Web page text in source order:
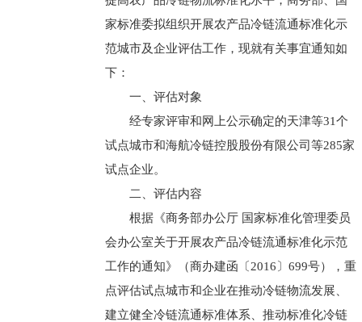
家标准委拟组织开展农产品冷链流通标准化示
范城市及企业评估工作，现就有关事宜通知如
下：
一、评估对象
经专家评审和网上公示确定的天津等31个
试点城市和海航冷链控股股份有限公司等285家
试点企业。
二、评估内容
根据《商务部办公厅 国家标准化管理委员
会办公室关于开展农产品冷链流通标准化示范
工作的通知》（商办建函〔2016〕699号），重
点评估试点城市和企业在推动冷链物流发展、
建立健全冷链流通标准体系、推动标准化冷链